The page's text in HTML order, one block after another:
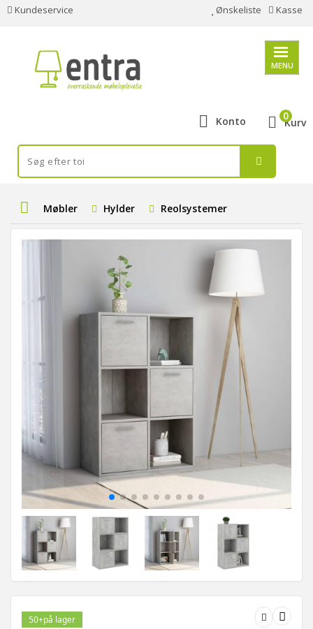
Kundeservice Ønskeliste Kasse
MENU
Konto Kurv
0
Møbler Hylder Reolsystemer
50+på lager